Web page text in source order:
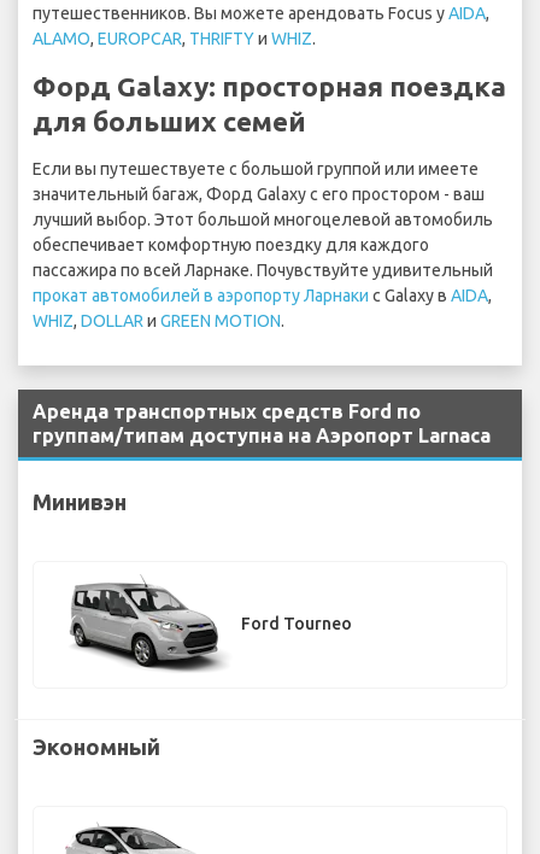
путешественников. Вы можете арендовать Focus уAIDA,
ALAMO, EUROPCAR, THRIFTYи WHIZ.
Форд Galaxy: просторная поездка
для больших семей
Если вы путешествуете с большой группой или имеете
значительный багаж, Форд Galaxy с его простором - ваш
лучший выбор. Этот большой многоцелевой автомобиль
обеспечивает комфортную поездку для каждого
пассажира по всей Ларнаке. Почувствуйте удивительный
прокат автомобилей в аэропорту Ларнаки с Galaxy в AIDA,
WHIZ, DOLLAR и GREEN MOTION.
Аренда транспортных средств Ford по
группам/типам доступна на Аэропорт Larnaca
Минивэн
Ford Tourneo
Экономный